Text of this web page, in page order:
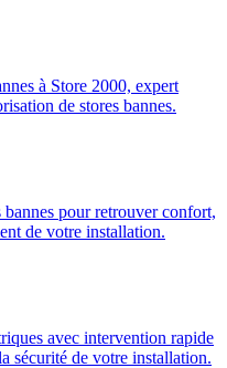
à Store 2000, expert
de stores bannes.
bannes pour retrouver confort,
de votre installation.
avec intervention rapide
sécurité de votre installation.